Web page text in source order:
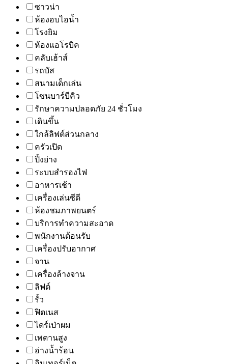
ซาวน่า
ห้องอบไอน้ำ
โรงยิม
ห้องแอโรบิค
คลับเฮ้าส์
รถบัส
สนามเด็กเล่น
โซนบาร์บีคิว
รักษาความปลอดภัย 24 ชั่วโมง
เดินขึ้น
ใกล้ลิฟต์ส่วนกลาง
ครัวเปิด
ปิ้งย่าง
ระบบสำรองไฟ
อาหารเช้า
เครื่องเล่นซีดี
ห้องชมภาพยนตร์
บริการทำความสะอาด
พนักงานต้อนรับ
เครื่องปรับอากาศ
จาน
เครื่องล้างจาน
ลิฟต์
รั้ว
ฟิตเนส
ไดร์เป่าผม
เพดานสูง
อ่างน้ำร้อน